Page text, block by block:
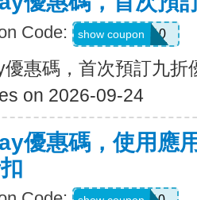
Code: WELCOME10
show coupon
優惠碼，首次預訂九折
on 2026-09-24
優惠碼，使用應